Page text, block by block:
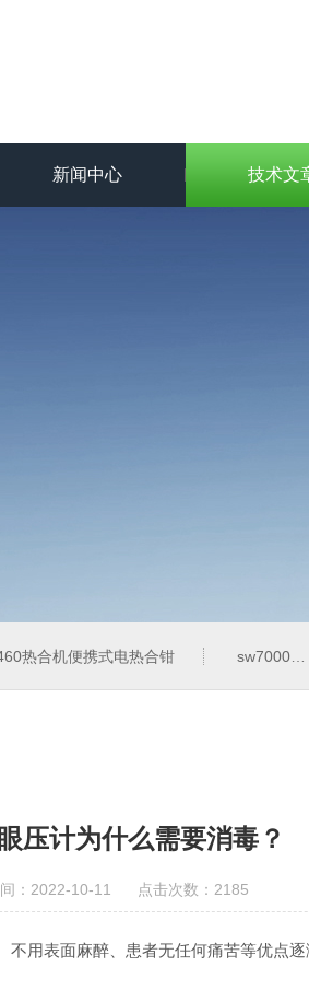
新闻中心 技术文
热合机便携式电热合钳 sw7000医用眼科索维角膜内皮细胞计
压计为什么需要消毒？
间：2022-10-11 点击次数：2185
用表面麻醉、患者无任何痛苦等优点逐